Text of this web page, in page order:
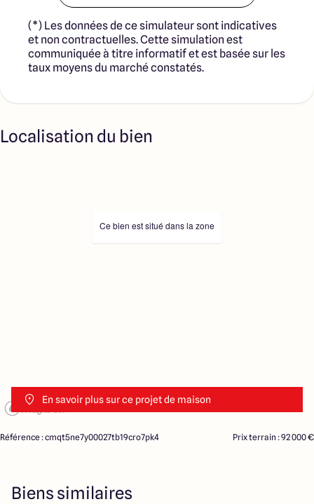
(*) Les données de ce simulateur sont indicatives
et non contractuelles. Cette simulation est
communiquée à titre informatif et est basée sur les
taux moyens du marché constatés.
Localisation du bien
En savoir plus sur ce projet de maison
Ce bien est situé dans la zone
Référence : cmqt5ne7y00027tb19cro7pk4 Prix terrain : 92 000 €
Biens similaires